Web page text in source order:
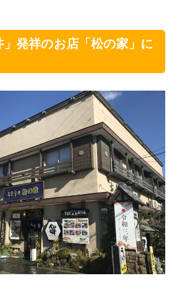
」発祥のお店「松の家」に